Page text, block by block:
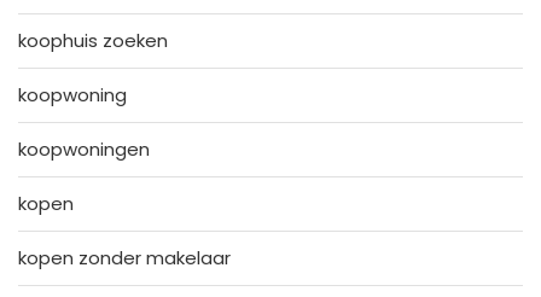
koophuis zoeken
koopwoning
koopwoningen
kopen
kopen zonder makelaar